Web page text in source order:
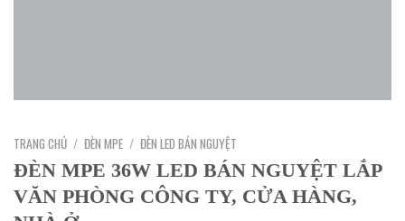
TRANG CHỦ / ĐÈN MPE / ĐÈN LED BÁN NGUYỆT
ĐÈN MPE 36W LED BÁN NGUYỆT LẮP
VĂN PHÒNG CÔNG TY, CỬA HÀNG,